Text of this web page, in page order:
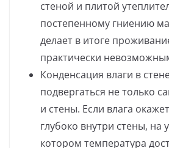
стеной и плитой
постепенному гниению
делает в итоге
практически
Конденсация влаги в
подвергаться не только
и стены. Если влага
глубоко внутри стены, на
котором температура